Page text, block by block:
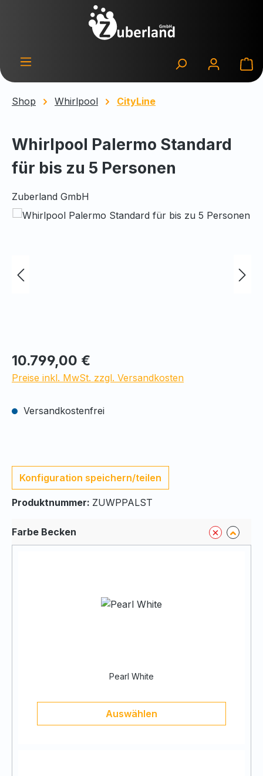
Zum Hauptinhalt springen
Shop Whirlpool CityLine
Whirlpool Palermo Standard
für bis zu 5 Personen
Zuberland GmbH
Bildergalerie überspringen
10.799,00 €
Preise inkl. MwSt. zzgl. Versandkosten
Versandkostenfrei
Konfiguration speichern/teilen
Produktnummer: ZUWPPALST
Farbe Becken
Pearl White
Auswählen